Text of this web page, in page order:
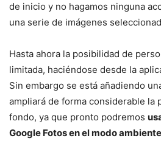
de inicio y no hagamos ninguna
una serie de imágenes
Hasta ahora la posibilidad de
limitada, haciéndose desde la
Sin embargo se está añadiendo
ampliará de forma considerable la
fondo, ya que pronto podremos
Google Fotos en el modo